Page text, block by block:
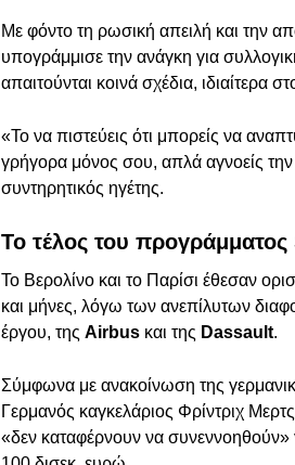
Με φόντο τη ρωσική απειλή και την
υπογράμμισε την ανάγκη για
απαιτούνται κοινά σχέδια, ιδιαίτερα
«Το να πιστεύεις ότι μπορείς να
γρήγορα μόνος σου, απλά αγνοείς την
συντηρητικός ηγέτης.
Το τέλος του προγράμματος
Το Βερολίνο και το Παρίσι έθεσαν
και μήνες, λόγω των ανεπίλυτων
έργου, της Airbus και της Dassault.
Σύμφωνα με ανακοίνωση της
Γερμανός καγκελάριος Φρίντριχ
«δεν καταφέρνουν να συνεννοηθούν»